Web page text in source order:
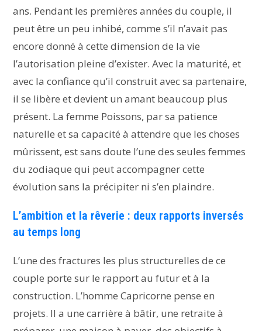
ans. Pendant les premières années du couple, il
peut être un peu inhibé, comme s’il n’avait pas
encore donné à cette dimension de la vie
l’autorisation pleine d’exister. Avec la maturité, et
avec la confiance qu’il construit avec sa partenaire,
il se libère et devient un amant beaucoup plus
présent. La femme Poissons, par sa patience
naturelle et sa capacité à attendre que les choses
mûrissent, est sans doute l’une des seules femmes
du zodiaque qui peut accompagner cette
évolution sans la précipiter ni s’en plaindre.
L’ambition et la rêverie : deux rapports inversés
au temps long
L’une des fractures les plus structurelles de ce
couple porte sur le rapport au futur et à la
construction. L’homme Capricorne pense en
projets. Il a une carrière à bâtir, une retraite à